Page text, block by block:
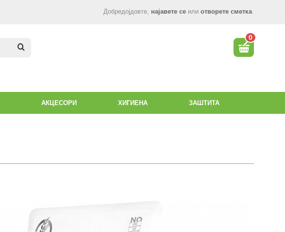
Добредојдовте, најавете се или отворете сметка.
0
АКЦЕСОРИ ХИГИЕНА ЗАШТИТА